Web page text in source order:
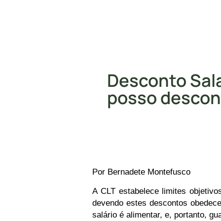
Desconto
posso
Por Bernadete Montefusco
A CLT estabelece limites
devendo estes descontos
salário é alimentar, e, portanto,